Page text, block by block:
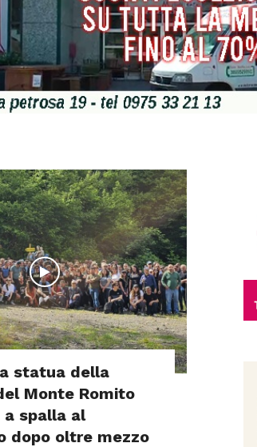
statua della
Monte Romito
spalla al
dopo oltre mezzo